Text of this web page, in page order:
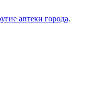
аптеки города.